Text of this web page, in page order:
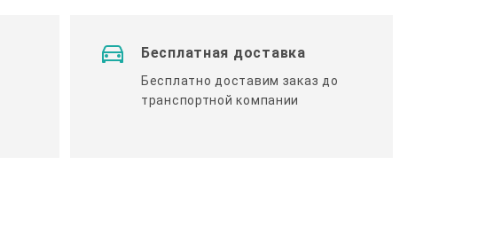
Бесплатная доставка
Бесплатно доставим заказ до
транспортной компании